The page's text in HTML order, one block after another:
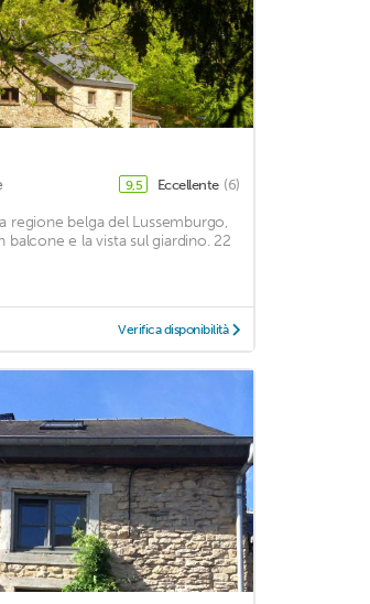
9,5 Eccellente (6)
regione belga del Lussemburgo,
balcone e la vista sul giardino. 22
Verifica disponibilità